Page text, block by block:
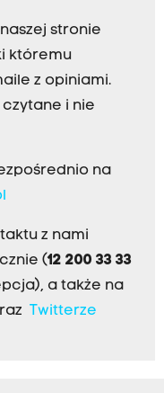
stronie
któremu
z opiniami.
i nie
na
z nami
(12 200 33 33
a także na
Twitterze